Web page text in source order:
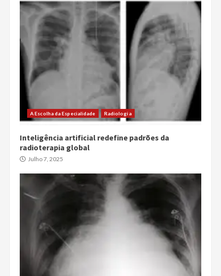
A Escolha da Especialidade Radiologia
Inteligência artificial redefine padrões da
radioterapia global
Julho 7, 2025